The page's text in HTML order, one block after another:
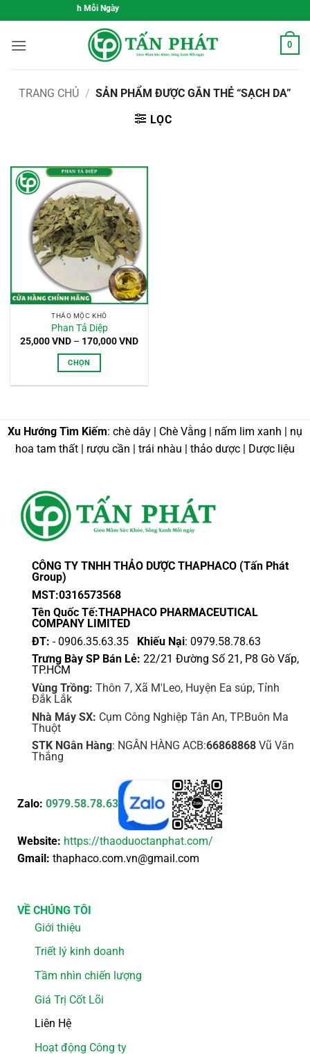
qua
nội
Khỏe, Sống Xanh Mỗi Ngày
0
TRANG CHỦ / SẢN PHẨM ĐƯỢC GẮN THẺ “SẠCH DA”
LỌC
THẢO MỘC KHÔ
Phan Tả Diệp
25,000VND – 170,000VNDKhoảng
170,000 VND
CHỌN
nhiều
biến
chọn
có
chọn
trang
sản
phẩm
Xu Hướng Tìm Kiếm: chè dây | Chè Vằng | nấm lim xanh | nụ
hoa tam thất | rượu cần | trái nhàu | thảo dược | Dược liệu
CÔNG TY TNHH THẢO DƯỢC THAPHACO (Tấn Phát
Group)
MST:0316573568
Tên Quốc Tế:THAPHACO PHARMACEUTICAL
COMPANY LIMITED
ĐT: - 0906.35.63.35 Khiếu Nại: 0979.58.78.63
Trưng Bày SP Bán Lẻ: 22/21 Đường Số 21, P8 Gò Vấp,
TP.HCM
Vùng Trồng: Thôn 7, Xã M'Leo, Huyện Ea súp, Tỉnh
Đắk Lắk
Nhà Máy SX: Cụm Công Nghiệp Tân An, TP.Buôn Ma
Thuột
STK NGân Hàng: NGÂN HÀNG ACB:66868868Vũ Văn
Thắng
Zalo: 0979.58.78.63
Website: https://thaoduoctanphat.com/
Gmail: thaphaco.com.vn@gmail.com
VỀ CHÚNG TÔI
Giới thiệu
Triết lý kinh doanh
Tầm nhìn chiến lượng
Giá Trị Cốt Lõi
Liên Hệ
Hoạt động Công ty